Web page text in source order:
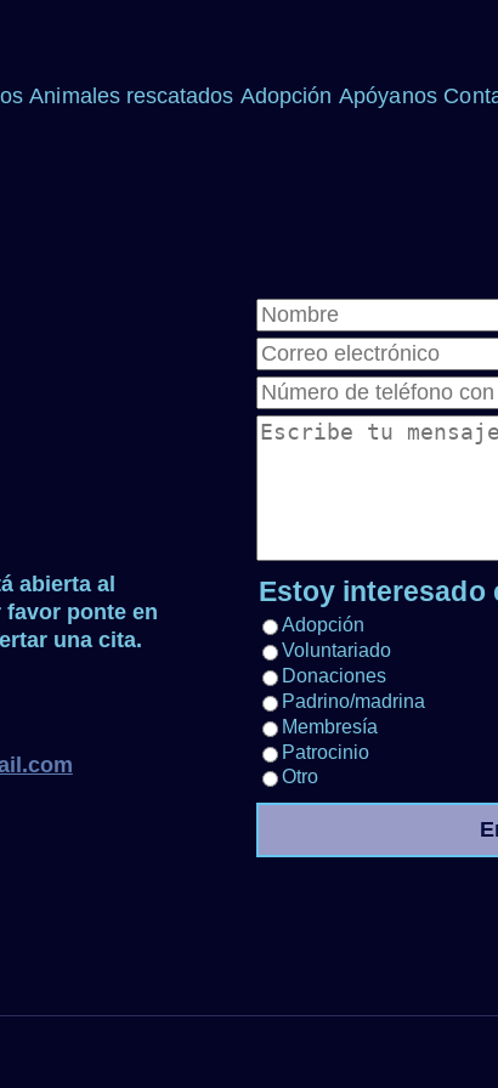
Animales rescatados Adopción Apóyanos
abierta al
ponte en
una cita.
Nombre
Correo electrónico
Teléfono
Mensaje
Estoy interesado
Adopción
Voluntariado
Donaciones
Padrino/madrina
Membresía
Patrocinio
Otro